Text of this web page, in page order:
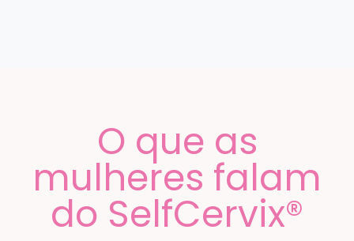
O que as
mulheres falam
do SelfCervix®